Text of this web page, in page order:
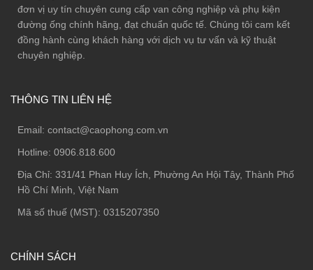
đơn vị uy tín chuyên cung cấp van công nghiệp và phụ kiện
đường ống chính hãng, đạt chuẩn quốc tế. Chúng tôi cam kết
đồng hành cùng khách hàng với dịch vụ tư vấn và kỹ thuật
chuyên nghiệp.
THÔNG TIN LIÊN HỆ
Email: contact@caophong.com.vn
Hotline: 0906.818.600
Địa Chỉ: 331/41 Phan Huy Ích, Phường An Hội Tây, Thành Phố
Hồ Chí Minh, Việt Nam
Mã số thuế (MST): 0315207350
CHÍNH SÁCH